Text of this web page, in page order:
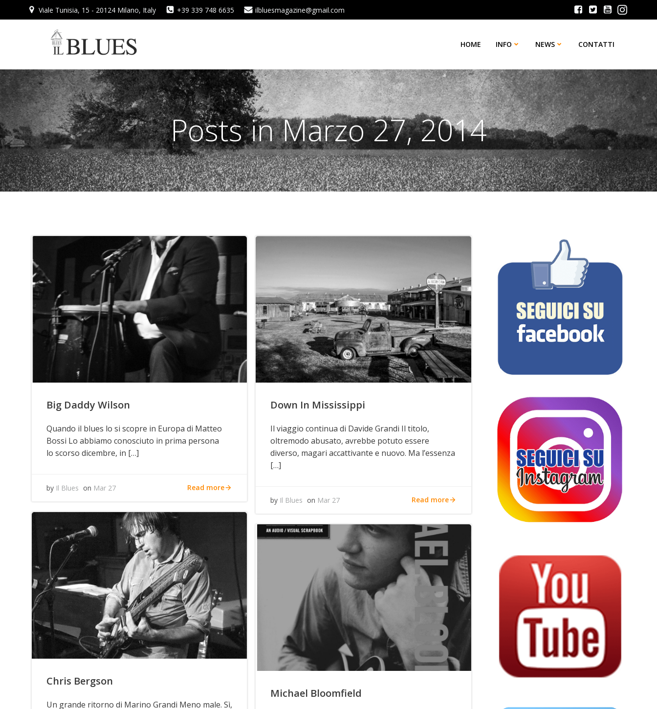
al
Viale Tunisia, 15 - 20124 Milano, Italy +39 339 748 6635 ilbluesmagazine@gmail.com
HOME INFO NEWS CONTATTI
Posts in Marzo 27, 2014
Big Daddy Wilson
Quando il blues lo si scopre in Europa di Matteo
Bossi Lo abbiamo conosciuto in prima persona
lo scorso dicembre, in […]
by Il Blues on Mar 27 Read more
Down In Mississippi
Il viaggio continua di Davide Grandi Il titolo,
oltremodo abusato, avrebbe potuto essere
diverso, magari accattivante e nuovo. Ma l’essenza
[…]
by Il Blues on Mar 27 Read more
Chris Bergson
Un grande ritorno di Marino Grandi Meno male. Sì,
Michael Bloomfield